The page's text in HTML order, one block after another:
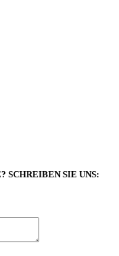
SCHREIBEN SIE UNS: